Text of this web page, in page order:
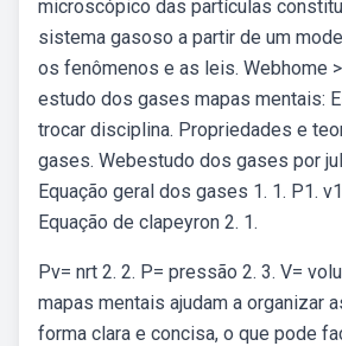
microscópico das partículas
sistema gasoso a partir de um
os fenômenos e as leis. Webhome
estudo dos gases mapas mentais:
trocar disciplina. Propriedades e
gases. Webestudo dos gases por
Equação geral dos gases 1. 1. P1.
Equação de clapeyron 2. 1.
Pv= nrt 2. 2. P= pressão 2. 3. V=
mapas mentais ajudam a organizar
forma clara e concisa, o que pode